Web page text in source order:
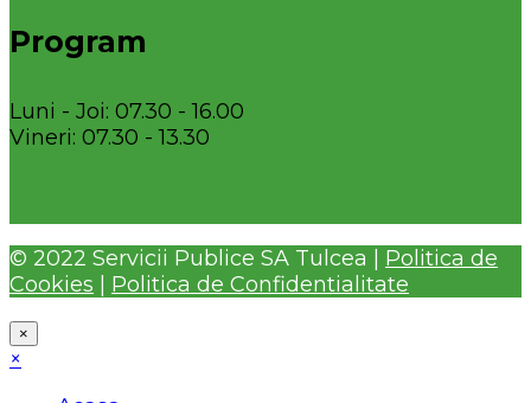
Program
Luni - Joi: 07.30 - 16.00
Vineri: 07.30 - 13.30
© 2022 Servicii Publice SA Tulcea | Politica de
Cookies
Politica de Confidentialitate
×
×